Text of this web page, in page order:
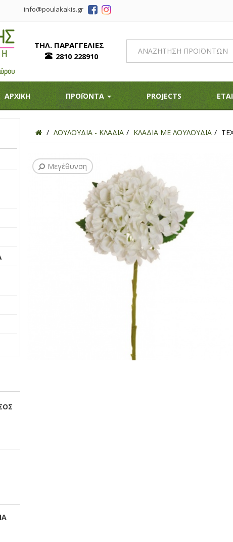
info@poulakakis.gr
ΤΗΛ. ΠΑΡΑΓΓΕΛΙΕΣ
2810 228910
ΑΡΧΙΚΗ ΠΡΟΪΟΝΤΑ PROJECTS
ΛΟΥΛΟΥΔΙΑ - ΚΛΑΔΙΑ ΚΛΑΔΙΑ ΜΕ ΛΟΥΛΟΥΔΙΑ
Μεγέθυνση